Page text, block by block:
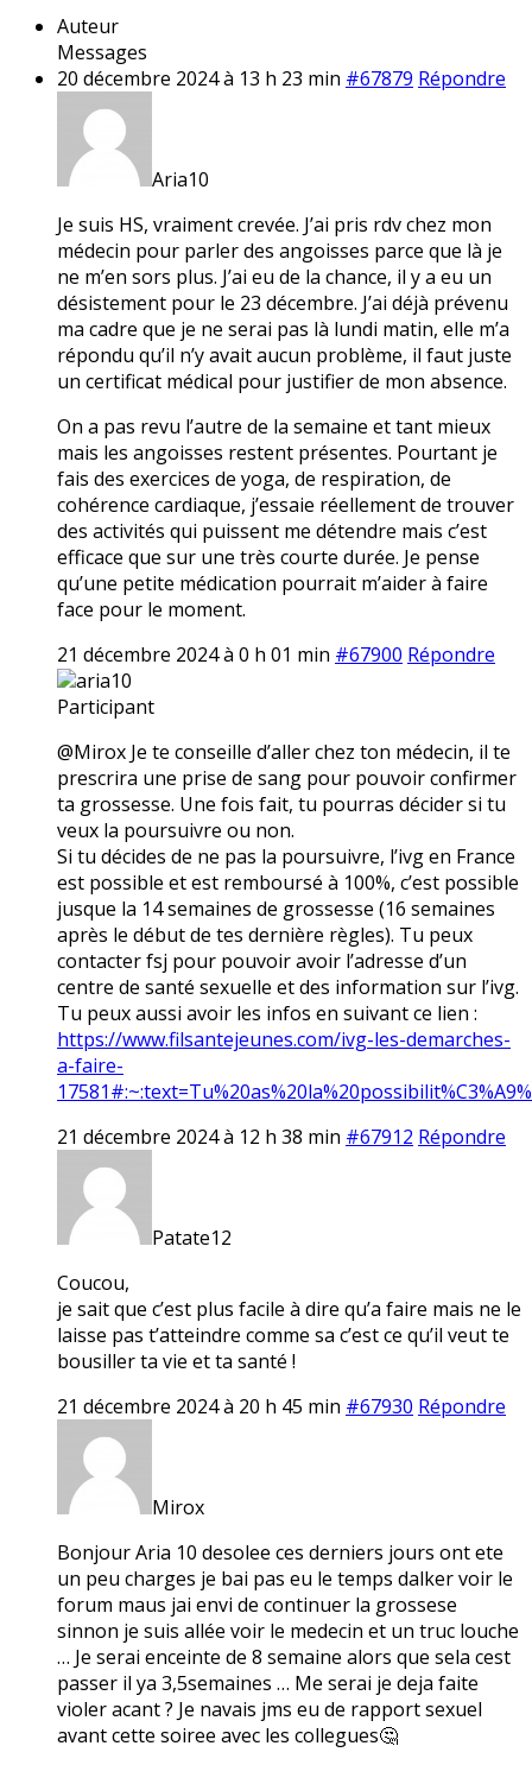
Auteur
Messages
20 décembre 2024 à 13 h 23 min #67879 Répondre
Aria10
Je suis HS, vraiment crevée. J’ai pris rdv chez mon
médecin pour parler des angoisses parce que là je
ne m’en sors plus. J’ai eu de la chance, il y a eu un
désistement pour le 23 décembre. J’ai déjà prévenu
ma cadre que je ne serai pas là lundi matin, elle m’a
répondu qu’il n’y avait aucun problème, il faut juste
un certificat médical pour justifier de mon absence.
On a pas revu l’autre de la semaine et tant mieux
mais les angoisses restent présentes. Pourtant je
fais des exercices de yoga, de respiration, de
cohérence cardiaque, j’essaie réellement de trouver
des activités qui puissent me détendre mais c’est
efficace que sur une très courte durée. Je pense
qu’une petite médication pourrait m’aider à faire
face pour le moment.
21 décembre 2024 à 0 h 01 min #67900 Répondre
aria10
Participant
@Mirox Je te conseille d’aller chez ton médecin, il te
prescrira une prise de sang pour pouvoir confirmer
ta grossesse. Une fois fait, tu pourras décider si tu
veux la poursuivre ou non.
Si tu décides de ne pas la poursuivre, l’ivg en France
est possible et est remboursé à 100%, c’est possible
jusque la 14 semaines de grossesse (16 semaines
après le début de tes dernière règles). Tu peux
contacter fsj pour pouvoir avoir l’adresse d’un
centre de santé sexuelle et des information sur l’ivg.
Tu peux aussi avoir les infos en suivant ce lien :
https://www.filsantejeunes.com/ivg-les-demarches-
a-faire-
21 décembre 2024 à 12 h 38 min #67912 Répondre
Patate12
Coucou,
je sait que c’est plus facile à dire qu’a faire mais ne le
laisse pas t’atteindre comme sa c’est ce qu’il veut te
bousiller ta vie et ta santé !
21 décembre 2024 à 20 h 45 min #67930 Répondre
Mirox
Bonjour Aria 10 desolee ces derniers jours ont ete
un peu charges je bai pas eu le temps dalker voir le
forum maus jai envi de continuer la grossese
sinnon je suis allée voir le medecin et un truc louche
… Je serai enceinte de 8 semaine alors que sela cest
passer il ya 3,5semaines … Me serai je deja faite
violer acant ? Je navais jms eu de rapport sexuel
avant cette soiree avec les collegues🤔